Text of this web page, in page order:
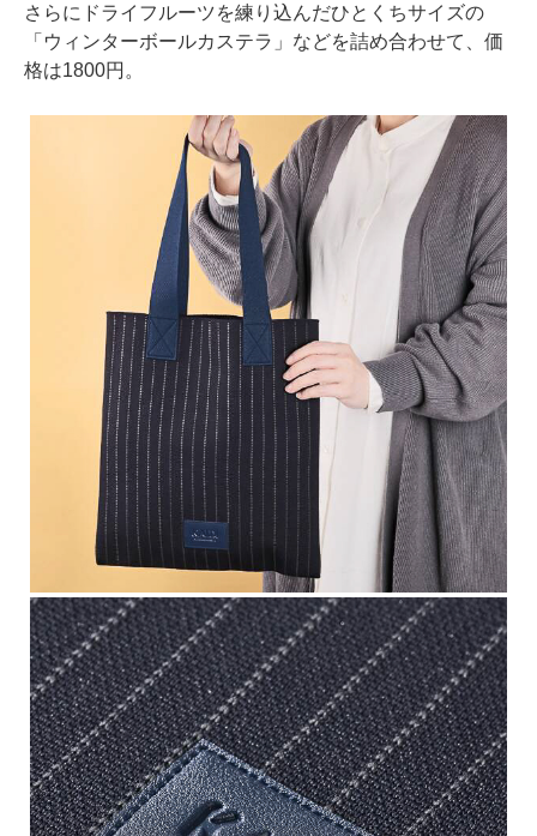
さらにドライフルーツを練り込んだひとくちサイズの
「ウィンターボールカステラ」などを詰め合わせて、価
格は1800円。